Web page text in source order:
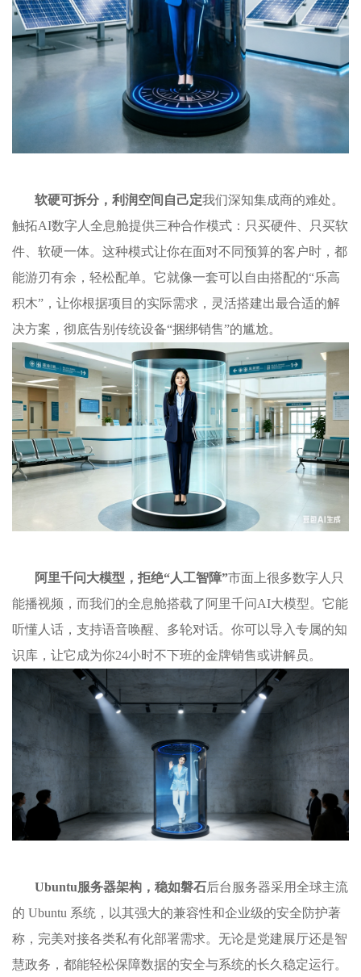
软硬可拆分，利润空间自己定我们深知集成商的难处。
触拓AI数字人全息舱提供三种合作模式：只买硬件、只买软
件、软硬一体。这种模式让你在面对不同预算的客户时，都
能游刃有余，轻松配单。它就像一套可以自由搭配的“乐高
积木”，让你根据项目的实际需求，灵活搭建出最合适的解
决方案，彻底告别传统设备“捆绑销售”的尴尬。
阿里千问大模型，拒绝“人工智障”市面上很多数字人只
能播视频，而我们的全息舱搭载了阿里千问AI大模型。它能
听懂人话，支持语音唤醒、多轮对话。你可以导入专属的知
识库，让它成为你24小时不下班的金牌销售或讲解员。
Ubuntu服务器架构，稳如磐石后台服务器采用全球主流
的 Ubuntu 系统，以其强大的兼容性和企业级的安全防护著
称，完美对接各类私有化部署需求。无论是党建展厅还是智
慧政务，都能轻松保障数据的安全与系统的长久稳定运行。